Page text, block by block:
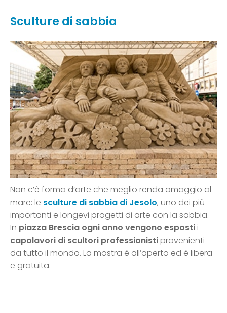
Sculture di sabbia
Non c’è forma d’arte che meglio renda omaggio al
mare: le sculture di sabbia di Jesolo, uno dei più
importanti e longevi progetti di arte con la sabbia.
In piazza Brescia ogni anno vengono espostii
capolavori di scultori professionistiprovenienti
da tutto il mondo. La mostra è all’aperto ed è libera
e gratuita.